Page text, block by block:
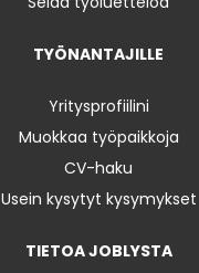
TYÖNANTAJILLE
Yritysprofiilini
Muokkaa työpaikkoja
CV-haku
Usein kysytyt kysymykset
TIETOA JOBLYSTA